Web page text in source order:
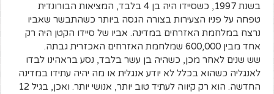
בשנת 1997, כשסיידו היה בן 4 בלבד, המציאות הבורונדית
טפחה על פניו הצעירות בצורה הגסה ביותר כשהתבשר שאביו
נרצח במלחמת האזרחים במדינה. אביו של סיידו הקטן היה רק
אחד מבין 600,000 שמלחמת האזרחים האכזרית גבתה.
שש שנים לאחר מכן, כשהיה בן עשר בלבד, נסע בראהינו לבדו
לאנגליה כשהוא בכלל לא יודע אנגלית או מה יהיה עתידו במדינה
החדשה. הוא רק קיווה לעתיד טוב יותר, אנושי יותר. ואכן, בגיל 12